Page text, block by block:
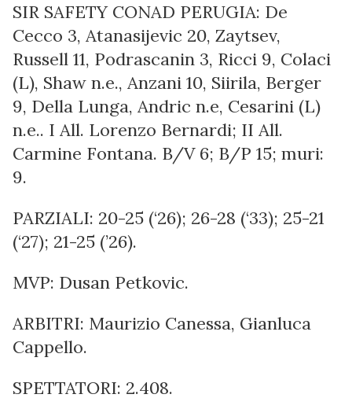
SIR SAFETY CONAD PERUGIA: De
Cecco 3, Atanasijevic 20, Zaytsev,
Russell 11, Podrascanin 3, Ricci 9, Colaci
(L), Shaw n.e., Anzani 10, Siirila, Berger
9, Della Lunga, Andric n.e, Cesarini (L)
n.e.. I All. Lorenzo Bernardi; II All.
Carmine Fontana. B/V 6; B/P 15; muri:
9.
PARZIALI: 20-25 (‘26); 26-28 (‘33); 25-21
(‘27); 21-25 (’26).
MVP: Dusan Petkovic.
ARBITRI: Maurizio Canessa, Gianluca
Cappello.
SPETTATORI: 2.408.